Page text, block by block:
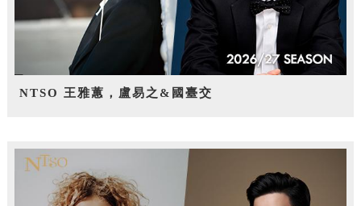
NTSO 王雅蕙，盧易之&國臺交